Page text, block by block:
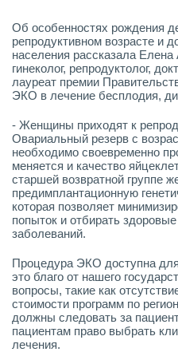
Об особенностях рождения
репродуктивном возрасте и
населения рассказала
гинеколог, репродуктолог,
лауреат премии
ЭКО в лечение бесплодия,
- Женщины приходят к
Овариальный резерв с
необходимо своевременно
меняется и качество
старшей возвратной группе
предимплантационную
которая позволяет
попыток и отбирать
заболеваний.
Процедура ЭКО доступна
это благо от нашего
вопросы, такие как
стоимости программ по
должны следовать за
пациентам право выбрать
лечения.